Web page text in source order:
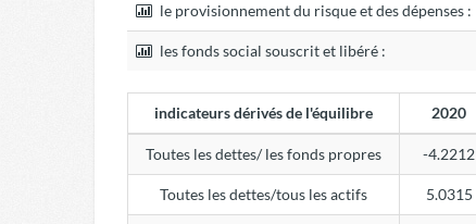
le provisionnement du risque et des dépenses :
les fonds social souscrit et libéré :
indicateurs dérivés de l'équilibre 2020
Toutes les dettes/ les fonds propres -4.2212
Toutes les dettes/tous les actifs 5.0315